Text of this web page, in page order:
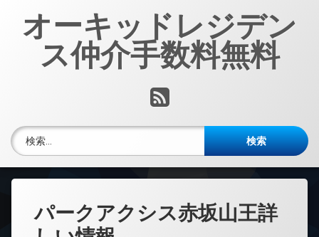
オーキッドレジデン
ス仲介手数料無料
RSS
検索:
パークアクシス赤坂山王詳